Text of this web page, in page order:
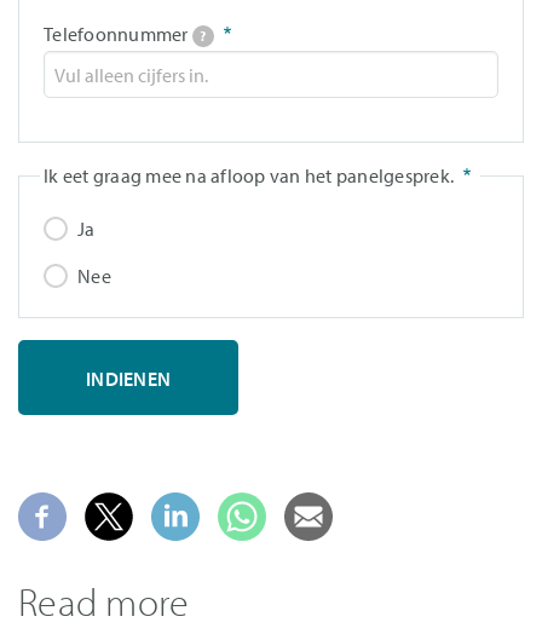
Telefoonnummer ?
Ik eet graag mee na afloop van het panelgesprek.
Ja
Nee
veld
Read more